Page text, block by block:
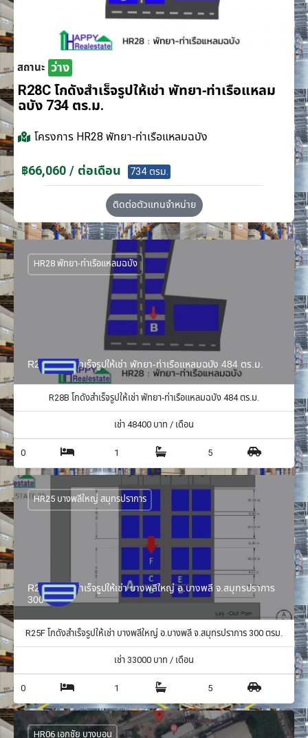
สถานะ ว่าง
R28C โกดังสำเร็จรูปให้เช่า พัทยา-ท่าเรือแหลม
ฉบัง 734 ตร.ม.
โครงการ HR28 พัทยา-ท่าเรือแหลมฉบัง
฿66,060 / ต่อเดือน 734 ตรม.
ติดต่อตัวแทนจำหน่าย
R28B โกดังสำเร็จรูปให้เช่า พัทยา-ท่าเรือแหลมฉบัง 484 ตร.ม.
HR28 พัทยา-ท่าเรือแหลมฉบัง
R28B โกดังสำเร็จรูปให้เช่า พัทยา-ท่าเรือแหลมฉบัง 484 ตร.ม.
เช่า48400 บาท / เดือน
0 1 5
R25F โกดังสำเร็จรูปให้เช่า บางพลีใหญ่ อ.บางพลี จ.สมุทรปราการ
300 ตรม.
HR25 บางพลีใหญ่ สมุทรปราการ
R25F โกดังสำเร็จรูปให้เช่า บางพลีใหญ่ อ.บางพลี จ.สมุทรปราการ 300 ตรม.
เช่า 33000 บาท / เดือน
0 1 5
HR06 เอกชัย บางบอน